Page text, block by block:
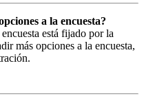
a la encuesta?
está fijado por la
más opciones a la encuesta,